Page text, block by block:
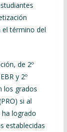
el término del
de 2º
y 2º
los grados
si al
logrado
establecidas